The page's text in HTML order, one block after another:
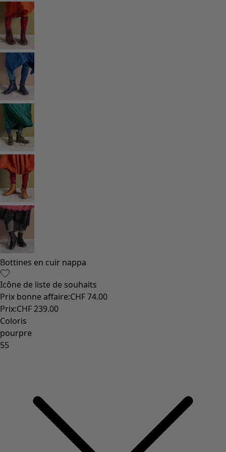
Styles de vétements
Vêtements en lin
Robes de style hippie
Grandes Tailles
À fleurs
Vêtements hippies
Une mode scandinave
Superpositions
À rayures
Des carreaux à foison
À pois
Vêtements bio
Un design suédois
Robes en jersey
Vêtements bohèmes
Des vêtements pour les soirées fraîches
Vêtements à motif
Coton
Coton biologique
Maillots de bain et vêtements de plage
Vêtements de fête
Collections
Dans l'univers du kimono
Étendues champêtres